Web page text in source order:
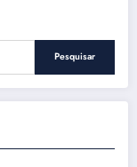
Pesquisar